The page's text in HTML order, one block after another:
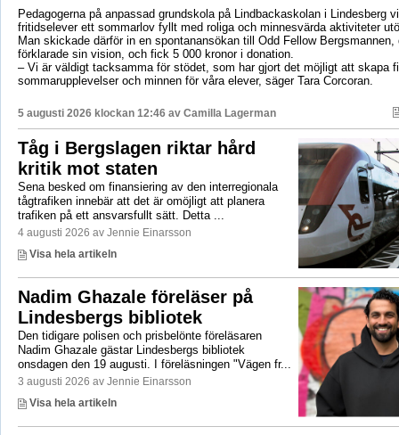
Pedagogerna på anpassad grundskola på Lindbackaskolan i Lindesberg
fritidselever ett sommarlov fyllt med roliga och minnesvärda aktiviteter
Man skickade därför in en spontanansökan till Odd Fellow Bergsmannen,
förklarade sin vision, och fick 5 000 kronor i donation.
– Vi är väldigt tacksamma för stödet, som har gjort det möjligt att skapa
sommarupplevelser och minnen för våra elever, säger Tara Corcoran.
5 augusti 2026 klockan 12:46 av Camilla Lagerman
Tåg i Bergslagen riktar hård
kritik mot staten
Sena besked om finansiering av den interregionala
tågtrafiken innebär att det är omöjligt att planera
trafiken på ett ansvarsfullt sätt. Detta ...
4 augusti 2026 av Jennie Einarsson
Visa hela artikeln
Nadim Ghazale föreläser på
Lindesbergs bibliotek
Den tidigare polisen och prisbelönte föreläsaren
Nadim Ghazale gästar Lindesbergs bibliotek
onsdagen den 19 augusti. I föreläsningen "Vägen fr...
3 augusti 2026 av Jennie Einarsson
Visa hela artikeln